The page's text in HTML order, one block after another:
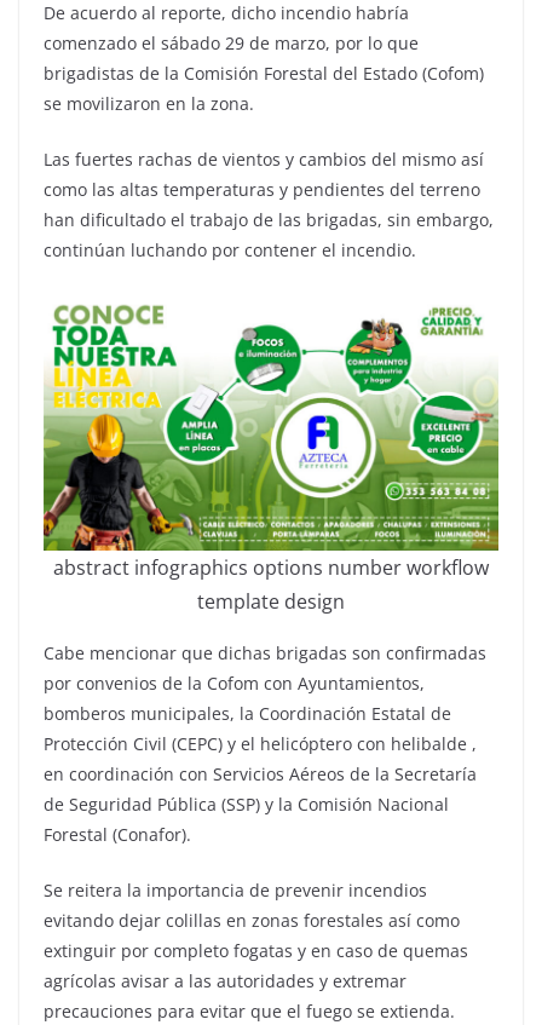
De acuerdo al reporte, dicho incendio habría
comenzado el sábado 29 de marzo, por lo que
brigadistas de la Comisión Forestal del Estado (Cofom)
se movilizaron en la zona.
Las fuertes rachas de vientos y cambios del mismo así
como las altas temperaturas y pendientes del terreno
han dificultado el trabajo de las brigadas, sin embargo,
continúan luchando por contener el incendio.
abstract infographics options number workflow
template design
Cabe mencionar que dichas brigadas son confirmadas
por convenios de la Cofom con Ayuntamientos,
bomberos municipales, la Coordinación Estatal de
Protección Civil (CEPC) y el helicóptero con helibalde ,
en coordinación con Servicios Aéreos de la Secretaría
de Seguridad Pública (SSP) y la Comisión Nacional
Forestal (Conafor).
Se reitera la importancia de prevenir incendios
evitando dejar colillas en zonas forestales así como
extinguir por completo fogatas y en caso de quemas
agrícolas avisar a las autoridades y extremar
precauciones para evitar que el fuego se extienda.